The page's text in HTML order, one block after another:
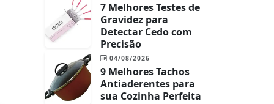
7 Melhores Testes de
Gravidez para
Detectar Cedo com
Precisão
04/08/2026
9 Melhores Tachos
Antiaderentes para
sua Cozinha Perfeita